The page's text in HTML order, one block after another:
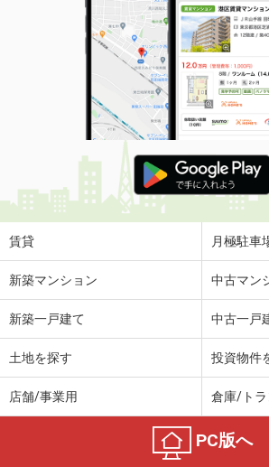
賃貸 月極駐車
新築マンション 中古マン
新築一戸建て 中古一戸
土地を探す 投資物件
店舗/事業用 倉庫/トラ
PC版へ